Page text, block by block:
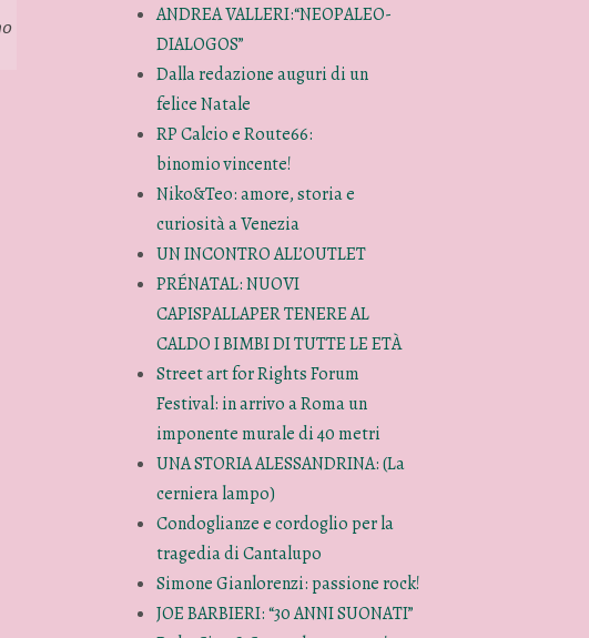
curiosità e storia di Venezia e nel contempo anche di
ANDREA VALLERI:“NEOPALEO-
DIALOGOS”
Dalla redazione auguri di un
felice Natale
RP Calcio e Route66:
binomio vincente!
Niko&Teo: amore, storia e
curiosità a Venezia
UN INCONTRO ALL’OUTLET
PRÉNATAL: NUOVI
CAPISPALLAPER TENERE AL
CALDO I BIMBI DI TUTTE LE ETÀ
Street art for Rights Forum
Festival: in arrivo a Roma un
imponente murale di 40 metri
UNA STORIA ALESSANDRINA: (La
cerniera lampo)
Condoglianze e cordoglio per la
tragedia di Cantalupo
Simone Gianlorenzi: passione rock!
JOE BARBIERI: “30 ANNI SUONATI”